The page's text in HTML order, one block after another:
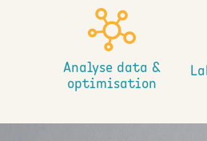
Analyse data &
optimisation